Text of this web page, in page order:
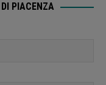
PIACENZA